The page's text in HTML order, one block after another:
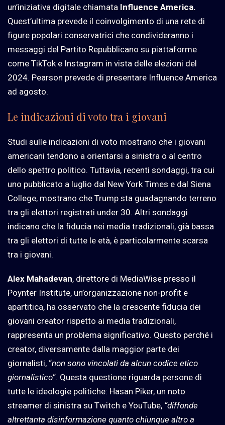
un’iniziativa digitale chiamata Influence America.
Quest’ultima prevede il coinvolgimento di una rete di
figure popolari conservatrici che condivideranno i
messaggi del Partito Repubblicano su piattaforme
come TikTok e Instagram in vista delle elezioni del
2024. Pearson prevede di presentare Influence America
ad agosto.
Le indicazioni di voto tra i giovani
Studi sulle indicazioni di voto mostrano che i giovani
americani tendono a orientarsi a sinistra o al centro
dello spettro politico. Tuttavia, recenti sondaggi, tra cui
uno pubblicato a luglio dal New York Times e dal Siena
College, mostrano che Trump sta guadagnando terreno
tra gli elettori registrati under 30. Altri sondaggi
indicano che la fiducia nei media tradizionali, già bassa
tra gli elettori di tutte le età, è particolarmente scarsa
tra i giovani.
Alex Mahadevan, direttore di MediaWise presso il
Poynter Institute, un’organizzazione non-profit e
apartitica, ha osservato che la crescente fiducia dei
giovani creator rispetto ai media tradizionali,
rappresenta un problema significativo. Questo perché i
creator, diversamente dalla maggior parte dei
giornalisti, “non sono vincolati da alcun codice etico
giornalistico“. Questa questione riguarda persone di
tutte le ideologie politiche: Hasan Piker, un noto
streamer di sinistra su Twitch e YouTube, “diffonde
altrettanta disinformazione quanto chiunque altro a